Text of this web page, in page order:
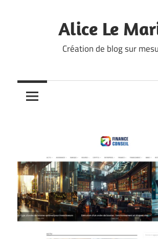
Alice Le
Création de blog sur